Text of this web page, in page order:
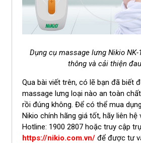
Dụng cụ massage lưng Nikio
thông và cải thiện
Qua bài viết trên, có lẽ bạn đã biết
massage lưng loại nào an toàn
rồi đúng không. Để có thể mua
Nikio chính hãng giá tốt, hãy liên hệ
Hotline: 1900 2807 hoặc truy cập
https://nikio.com.vn/ để được tư